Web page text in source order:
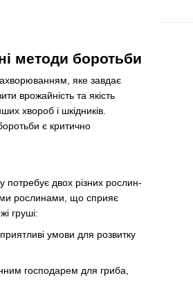
методи боротьби
яке завдає
врожайність та якість
хвороб і шкідників.
є критично
потребує двох різних рослин-
рослинами, що сприяє
груші:
умови для розвитку
господарем для гриба,